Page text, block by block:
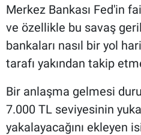
Merkez Bankası Fed'in
ve özellikle bu savaş
bankaları nasıl bir yol
tarafı yakından takip
Bir anlaşma gelmesi
7.000 TL seviyesinin
yakalayacağını ekleyen